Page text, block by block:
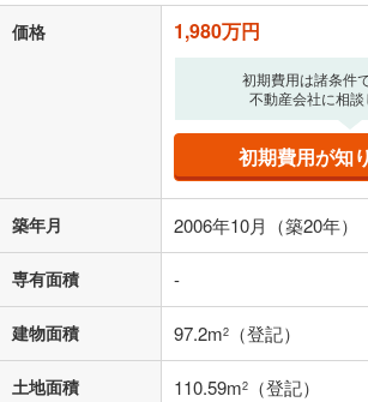
上、ご自身での入力をお願いいたします。初期設
る値は、実際の金融機関等における貸出金利とは
の金融機関等における貸出金利を何ら保証するも
済方法「元利均等返済」にて算出しております。
適用した場合の計算結果を表示しています。
その他月額費用や、初期費用がかかります。ご注
借り入れの際は各金融機関等に、必ずご自身でご
す。
条件によってお借り入れができないことがあります
不動産会社に購入相談をする
閉じる
価格 1,980万円
初期費用は諸条件
不動産会社に相談
初期費用が知
築年月 2006年10月（築20年）
専有面積 -
建物面積 97.2m2 （登記）
土地面積 110.59m2 （登記）